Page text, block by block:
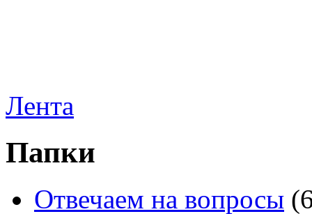
Лента
Папки
Отвечаем на вопросы